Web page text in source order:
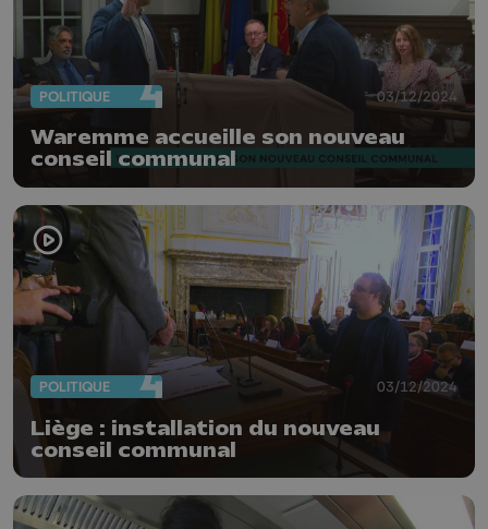
POLITIQUE 03/12/2024
Waremme accueille son nouveau
conseil communal
POLITIQUE 03/12/2024
Liège : installation du nouveau
conseil communal